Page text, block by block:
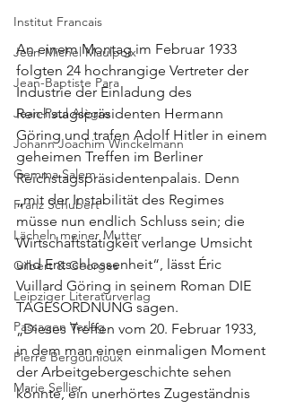
Institut Francais
Jean-Michel Maulpoix
Jean-Baptiste Para
Jean-Paul Alègre
Johann Joachim Winckelmann
Gemma Salem
Franz Schubert
Lächeln meiner Mutter
Gilbert & Georges
Leipziger Literaturverlag
Passagen Verlag
Pierre Bergounioux
Marie Sellier
An einem Montag im Februar 1933
folgten 24 hochrangige Vertreter der
Industrie der Einladung des
Reichstagspräsidenten Hermann
Göring und trafen Adolf Hitler in einem
geheimen Treffen im Berliner
Reichstagspräsidentenpalais. Denn
„mit der Instabilität des Regimes
müsse nun endlich Schluss sein; die
Wirtschaftstätigkeit verlange Umsicht
und Entschlossenheit“, lässt Éric
Vuillard Göring in seinem Roman DIE
TAGESORDNUNG sagen.
„Dieses Treffen vom 20. Februar 1933,
in dem man einen einmaligen Moment
der Arbeitgebergeschichte sehen
könnte, ein unerhörtes Zugeständnis